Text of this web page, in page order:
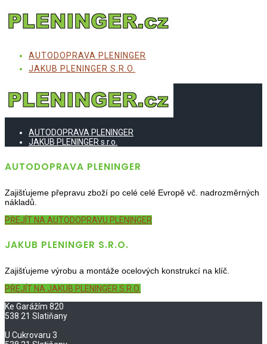
AUTODOPRAVA PLENINGER
JAKUB PLENINGER S.R.O.
AUTODOPRAVA PLENINGER
JAKUB PLENINGER s.r.o.
AUTODOPRAVA PLENINGER
Zajišťujeme přepravu zboží po celé celé Evropě vč. nadrozměrných
nákladů.
PŘEJÍT NA AUTODOPRAVU PLENINGER
JAKUB PLENINGER S.R.O.
Zajišťujeme výrobu a montáže ocelových konstrukcí na klíč.
PŘEJÍT NA JAKUB PLENINGER S.R.O.
Ke Garážím 820
538 21 Slatiňany
U Cukrovaru 3